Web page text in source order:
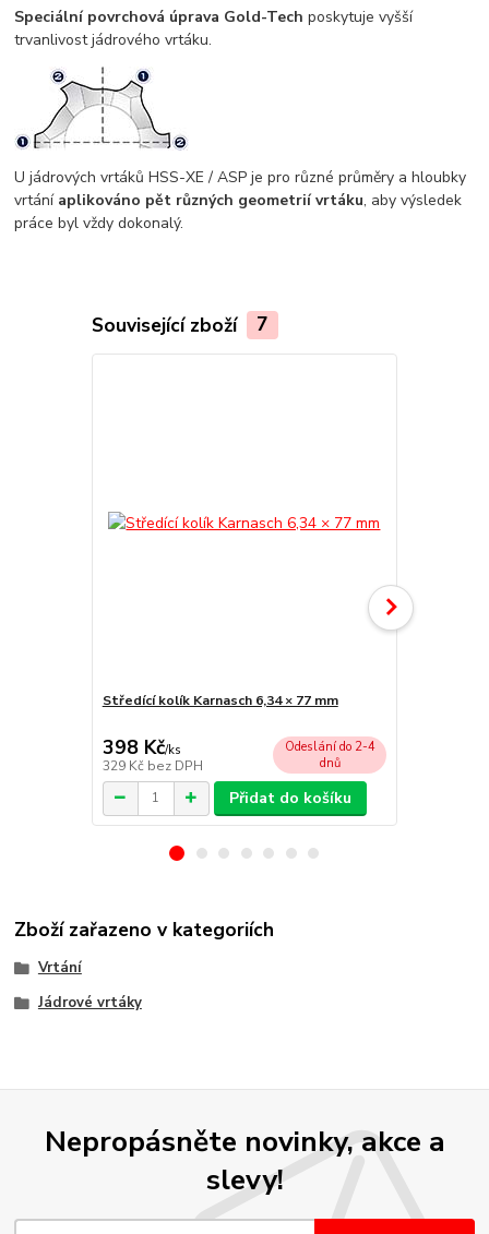
Speciální povrchová úprava Gold-Tech poskytuje vyšší
trvanlivost jádrového vrtáku.
U jádrových vrtáků HSS-XE / ASP je pro různé průměry a hloubky
vrtání aplikováno pět různých geometrií vrtáku, aby výsledek
práce byl vždy dokonalý.
Související zboží 7
Středící kolík Karnasch 6,34 × 77 mm
398 Kč/ks
329 Kč bez DPH
Odeslání do 2-4
dnů
Přidat do košíku
Zboží zařazeno v kategoriích
Vrtání
Jádrové vrtáky
Nepropásněte novinky, akce a
slevy!